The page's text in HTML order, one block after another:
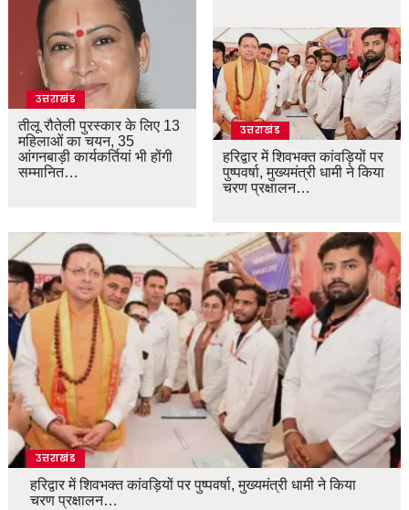
उत्तराखंड
तीलू रौतेली पुरस्कार के लिए 13
महिलाओं का चयन, 35
आंगनबाड़ी कार्यकर्तियां भी होंगी
सम्मानित…
उत्तराखंड
हरिद्वार में शिवभक्त कांवड़ियों पर
पुष्पवर्षा, मुख्यमंत्री धामी ने किया
चरण प्रक्षालन…
उत्तराखंड
हरिद्वार में शिवभक्त कांवड़ियों पर पुष्पवर्षा, मुख्यमंत्री धामी ने किया
चरण प्रक्षालन…